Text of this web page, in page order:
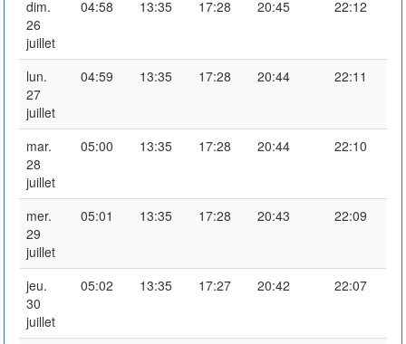
dim.
26
juillet
04:58 13:35 17:28 20:45 22:12
lun.
27
juillet
04:59 13:35 17:28 20:44 22:11
mar.
28
juillet
05:00 13:35 17:28 20:44 22:10
mer.
29
juillet
05:01 13:35 17:28 20:43 22:09
jeu.
30
juillet
05:02 13:35 17:27 20:42 22:07